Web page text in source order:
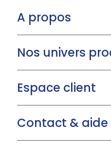
A propos
Nos univers
Espace client
Contact & aide